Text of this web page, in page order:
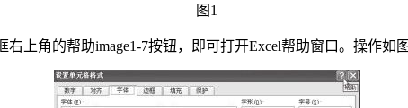
图1
上角的帮助image1-7按钮，即可打开Excel帮助窗口。操作如